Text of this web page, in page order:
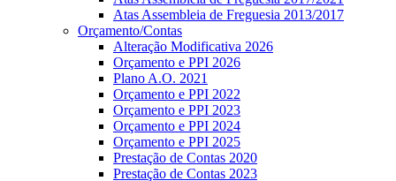
Atas Assembleia de Freguesia 2013/2017
Orçamento/Contas
Alteração Modificativa 2026
Orçamento e PPI 2026
Plano A.O. 2021
Orçamento e PPI 2022
Orçamento e PPI 2023
Orçamento e PPI 2024
Orçamento e PPI 2025
Prestação de Contas 2020
Prestação de Contas 2023